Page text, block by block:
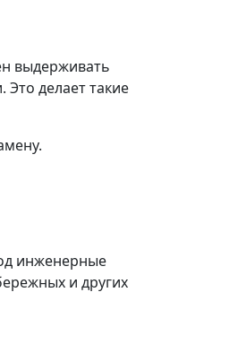
выдерживать
делает такие
инженерные
и других